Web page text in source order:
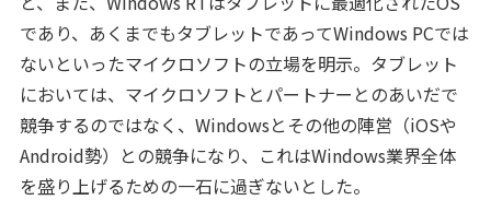
であり、あくまでもタブレットであってWindows PCでは
ないといったマイクロソフトの立場を明示。タブレット
においては、マイクロソフトとパートナーとのあいだで
競争するのではなく、Windowsとその他の陣営（iOSや
Android勢）との競争になり、これはWindows業界全体
を盛り上げるための一石に過ぎないとした。